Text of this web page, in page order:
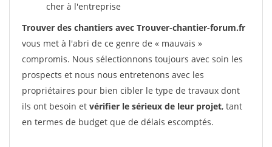
cher à l'entreprise
Trouver des chantiers avec Trouver-chantier-forum.fr
vous met à l'abri de ce genre de « mauvais »
compromis. Nous sélectionnons toujours avec soin les
prospects et nous nous entretenons avec les
propriétaires pour bien cibler le type de travaux dont
ils ont besoin et vérifier le sérieux de leur projet, tant
en termes de budget que de délais escomptés.